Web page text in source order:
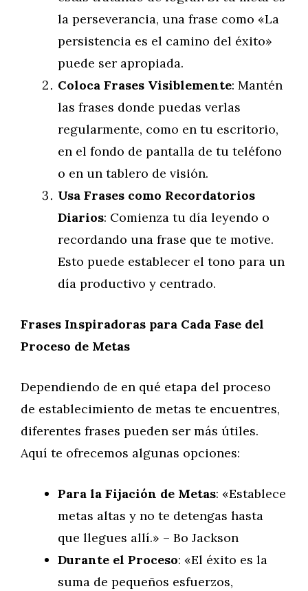
la perseverancia, una frase como «La
persistencia es el camino del éxito»
puede ser apropiada.
Coloca Frases Visiblemente: Mantén
las frases donde puedas verlas
regularmente, como en tu escritorio,
en el fondo de pantalla de tu teléfono
o en un tablero de visión.
Usa Frases como Recordatorios
Diarios: Comienza tu día leyendo o
recordando una frase que te motive.
Esto puede establecer el tono para un
día productivo y centrado.
Frases Inspiradoras para Cada Fase del
Proceso de Metas
Dependiendo de en qué etapa del proceso
de establecimiento de metas te encuentres,
diferentes frases pueden ser más útiles.
Aquí te ofrecemos algunas opciones:
Para la Fijación de Metas: «Establece
metas altas y no te detengas hasta
que llegues allí.» – Bo Jackson
Durante el Proceso: «El éxito es la
suma de pequeños esfuerzos,